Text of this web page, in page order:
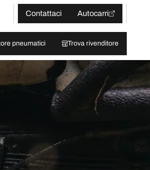
Contattaci
Autocarri
pneumatici Trova rivenditore